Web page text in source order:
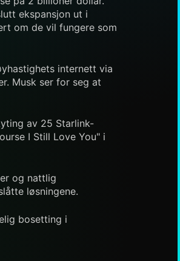
ekspansjon ut i
om de vil fungere som
internett via
Musk ser for seg at
av 25 Starlink-
I Still Love You" i
og nattlig
løsningene.
bosetting i